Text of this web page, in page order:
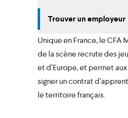
Trouver un employeur
Unique en France, le CFA
de la scène recrute des
et d’Europe, et permet
signer un contrat
le territoire français.